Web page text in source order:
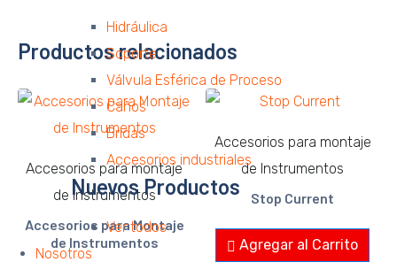
Hidráulica
Soporte
Válvula Esférica de Proceso
Caños
Bridas
Accesorios industriales
Nuevos Productos
Ver todos
Nosotros
Productos relacionados
Accesorios para montaje
de Instrumentos
Accesorios para Montaje
de Instrumentos
Accesorios para montaje
de Instrumentos
Stop Current
Agregar al Carrito